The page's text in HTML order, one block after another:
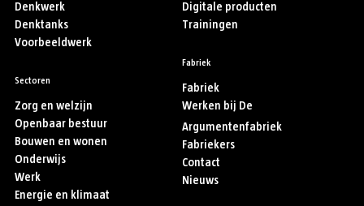
Denkwerk
Denktanks
Voorbeeldwerk
Sectoren
Zorg en welzijn
Openbaar bestuur
Bouwen en wonen
Onderwijs
Werk
Energie en klimaat
Digitale producten
Trainingen
Fabriek
Fabriek
Werken bij De
Argumentenfabriek
Fabriekers
Contact
Nieuws